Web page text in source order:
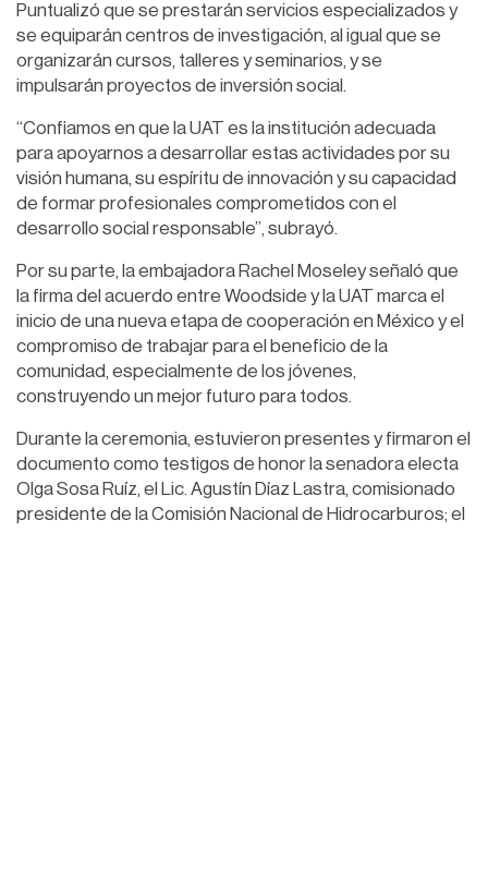
Puntualizó que se prestarán servicios especializados y
se equiparán centros de investigación, al igual que se
organizarán cursos, talleres y seminarios, y se
impulsarán proyectos de inversión social.
“Confiamos en que la UAT es la institución adecuada
para apoyarnos a desarrollar estas actividades por su
visión humana, su espíritu de innovación y su capacidad
de formar profesionales comprometidos con el
desarrollo social responsable”, subrayó.
Por su parte, la embajadora Rachel Moseley señaló que
la firma del acuerdo entre Woodside y la UAT marca el
inicio de una nueva etapa de cooperación en México y el
compromiso de trabajar para el beneficio de la
comunidad, especialmente de los jóvenes,
construyendo un mejor futuro para todos.
Durante la ceremonia, estuvieron presentes y firmaron el
documento como testigos de honor la senadora electa
Olga Sosa Ruíz, el Lic. Agustín Díaz Lastra, comisionado
presidente de la Comisión Nacional de Hidrocarburos; el